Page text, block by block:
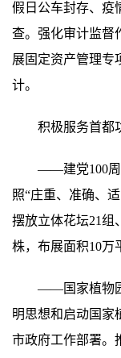
假日公车封存、疫
查。强化审计监督
展固定资产管理专
计。
积极服务首都
——建党100周
照“庄重、准确、
摆放立体花坛21组
株，布展面积10万
——国家植物
明思想和启动国家
市政府工作部署。